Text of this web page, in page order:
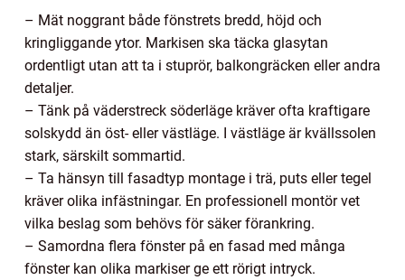
– Mät noggrant både fönstrets bredd, höjd och
kringliggande ytor. Markisen ska täcka glasytan
ordentligt utan att ta i stuprör, balkongräcken eller andra
detaljer.
– Tänk på väderstreck söderläge kräver ofta kraftigare
solskydd än öst- eller västläge. I västläge är kvällssolen
stark, särskilt sommartid.
– Ta hänsyn till fasadtyp montage i trä, puts eller tegel
kräver olika infästningar. En professionell montör vet
vilka beslag som behövs för säker förankring.
– Samordna flera fönster på en fasad med många
fönster kan olika markiser ge ett rörigt intryck.